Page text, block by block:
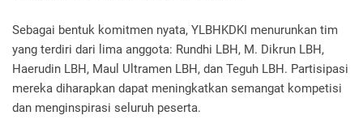
Sebagai bentuk komitmen nyata, YLBHKDKI menurunkan tim
yang terdiri dari lima anggota: Rundhi LBH, M. Dikrun LBH,
Haerudin LBH, Maul Ultramen LBH, dan Teguh LBH. Partisipasi
mereka diharapkan dapat meningkatkan semangat kompetisi
dan menginspirasi seluruh peserta.